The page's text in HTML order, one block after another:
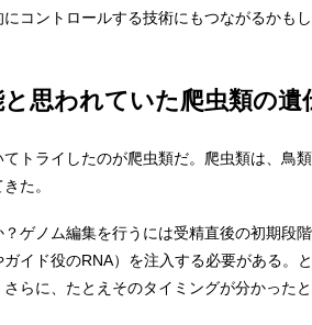
コントロールする技術にもつながるかも
思われていた爬虫類の遺
トライしたのが爬虫類だ。爬虫類は、鳥
た。
？ゲノム編集を行うには受精直後の初期段
ガイド役のRNA）を注入する必要がある。
さらに、たとえそのタイミングが分かった